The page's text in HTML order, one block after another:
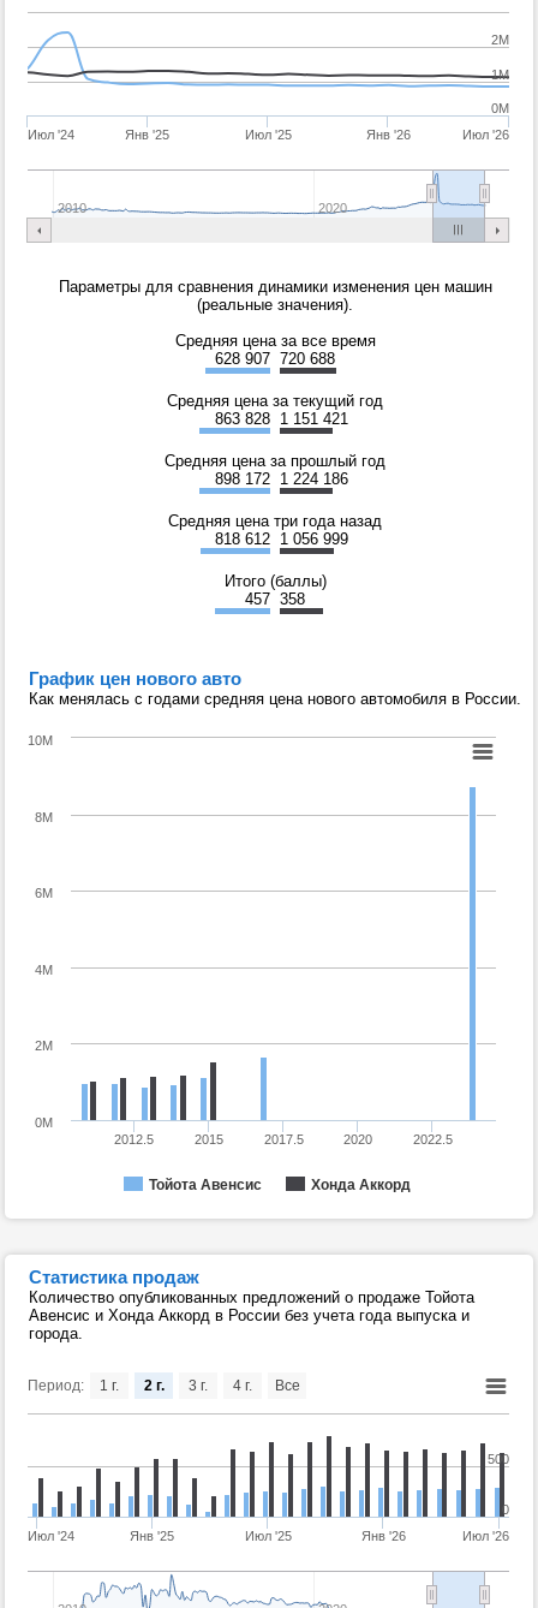
Июл '24 Янв '25 Июл '25 Янв '26 Июл '26
2010 2020
1M
2M
0M
Параметры для сравнения динамики изменения цен машин
(реальные значения).
Средняя цена за все время
628 907 720 688
Средняя цена за текущий год
863 828 1 151 421
Средняя цена за прошлый год
898 172 1 224 186
Средняя цена три года назад
818 612 1 056 999
Итого (баллы)
457 358
График цен нового авто
Как менялась с годами средняя цена нового автомобиля в России.
Тойота Авенсис Хонда Аккорд
2012.5 2015 2017.5 2020 2022.5
0M
2M
4M
6M
8M
10M
Статистика продаж
Количество опубликованных предложений о продаже Тойота
Авенсис и Хонда Аккорд в России без учета года выпуска и
города.
Период:
Июл '24 Янв '25 Июл '25 Янв '26 Июл '26
0
500
1 г. 2 г. 3 г. 4 г. Все